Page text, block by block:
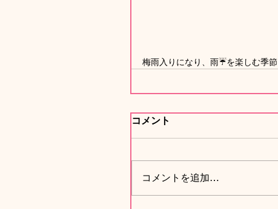
梅雨入りになり、雨☔を楽しむ季
コメント
コメントを追加…